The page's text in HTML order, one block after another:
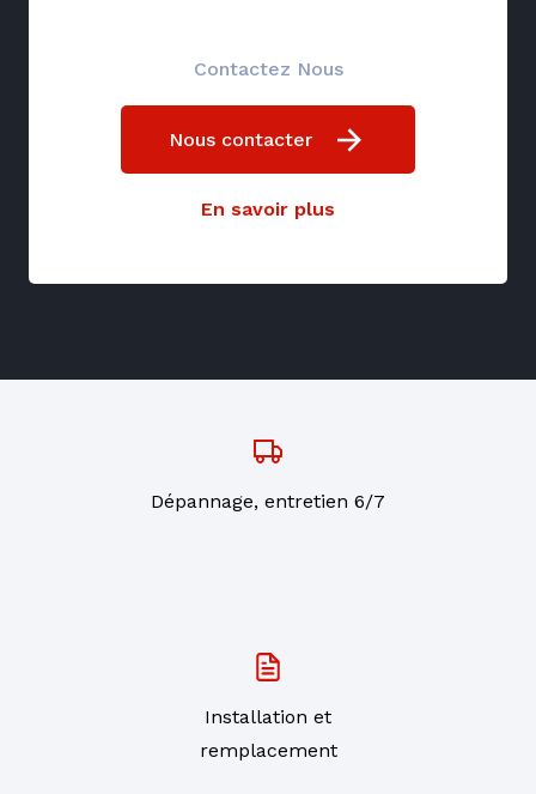
Contactez Nous
Nous contacter
En savoir plus
Dépannage, entretien 6/7
Installation et
remplacement